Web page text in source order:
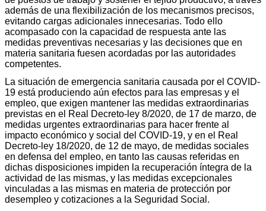
además de una flexibilización de los mecanismos precisos,
evitando cargas adicionales innecesarias. Todo ello
acompasado con la capacidad de respuesta ante las
medidas preventivas necesarias y las decisiones que en
materia sanitaria fuesen acordadas por las autoridades
competentes.
La situación de emergencia sanitaria causada por el COVID-
19 está produciendo aún efectos para las empresas y el
empleo, que exigen mantener las medidas extraordinarias
previstas en el Real Decreto-ley 8/2020, de 17 de marzo, de
medidas urgentes extraordinarias para hacer frente al
impacto económico y social del COVID-19, y en el Real
Decreto-ley 18/2020, de 12 de mayo, de medidas sociales
en defensa del empleo, en tanto las causas referidas en
dichas disposiciones impiden la recuperación íntegra de la
actividad de las mismas, y las medidas excepcionales
vinculadas a las mismas en materia de protección por
desempleo y cotizaciones a la Seguridad Social.